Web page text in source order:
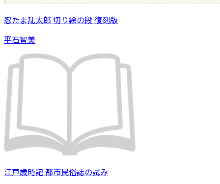
忍たま乱太郎 切り絵の段 復刻版
平石智美
江戸歳時記 都市民俗誌の試み